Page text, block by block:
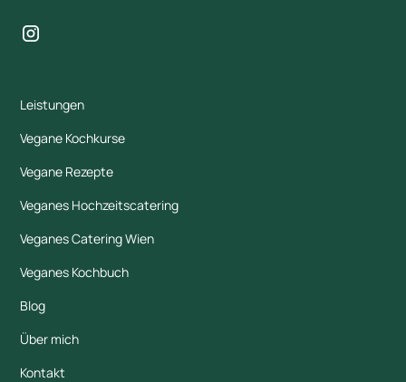
Leistungen
Vegane Kochkurse
Vegane Rezepte
Veganes Hochzeitscatering
Veganes Catering Wien
Veganes Kochbuch
Blog
Über mich
Kontakt